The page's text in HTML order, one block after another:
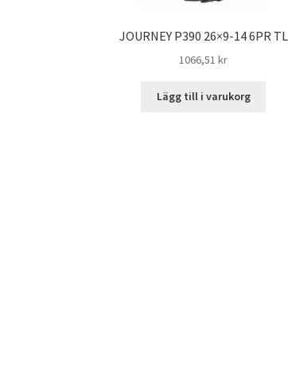
JOURNEY P390 26×9-14 6PR TL
1066,51 kr
Lägg till i varukorg